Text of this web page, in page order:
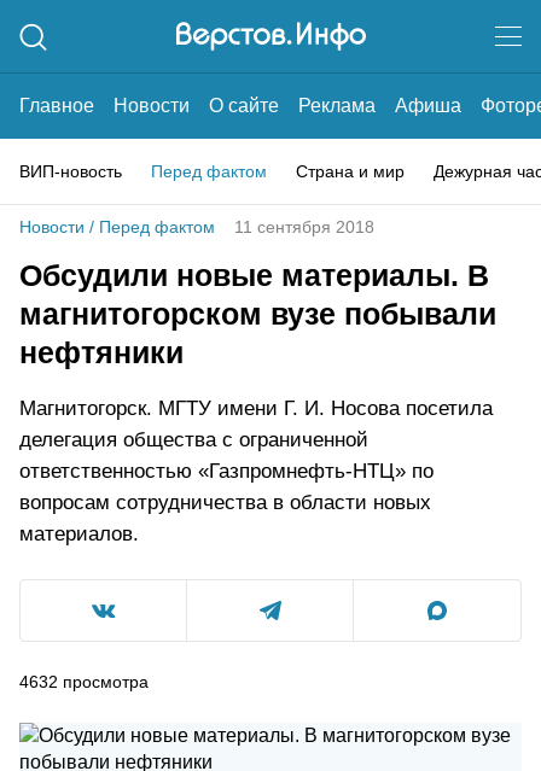
Главное Новости О сайте Реклама Афиша
ВИП-новость Перед фактом Страна и мир Дежурная
Новости / Перед фактом 11 сентября 2018
Обсудили новые материалы. В
магнитогорском вузе побывали
нефтяники
Магнитогорск. МГТУ имени Г. И. Носова посетила
делегация общества с ограниченной
ответственностью «Газпромнефть-НТЦ» по
вопросам сотрудничества в области новых
материалов.
4632 просмотра